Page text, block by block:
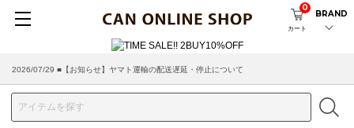
カート
0
BRAND
2026/07/29 ■【お知らせ】ヤマト運輸の配送遅延・停止について